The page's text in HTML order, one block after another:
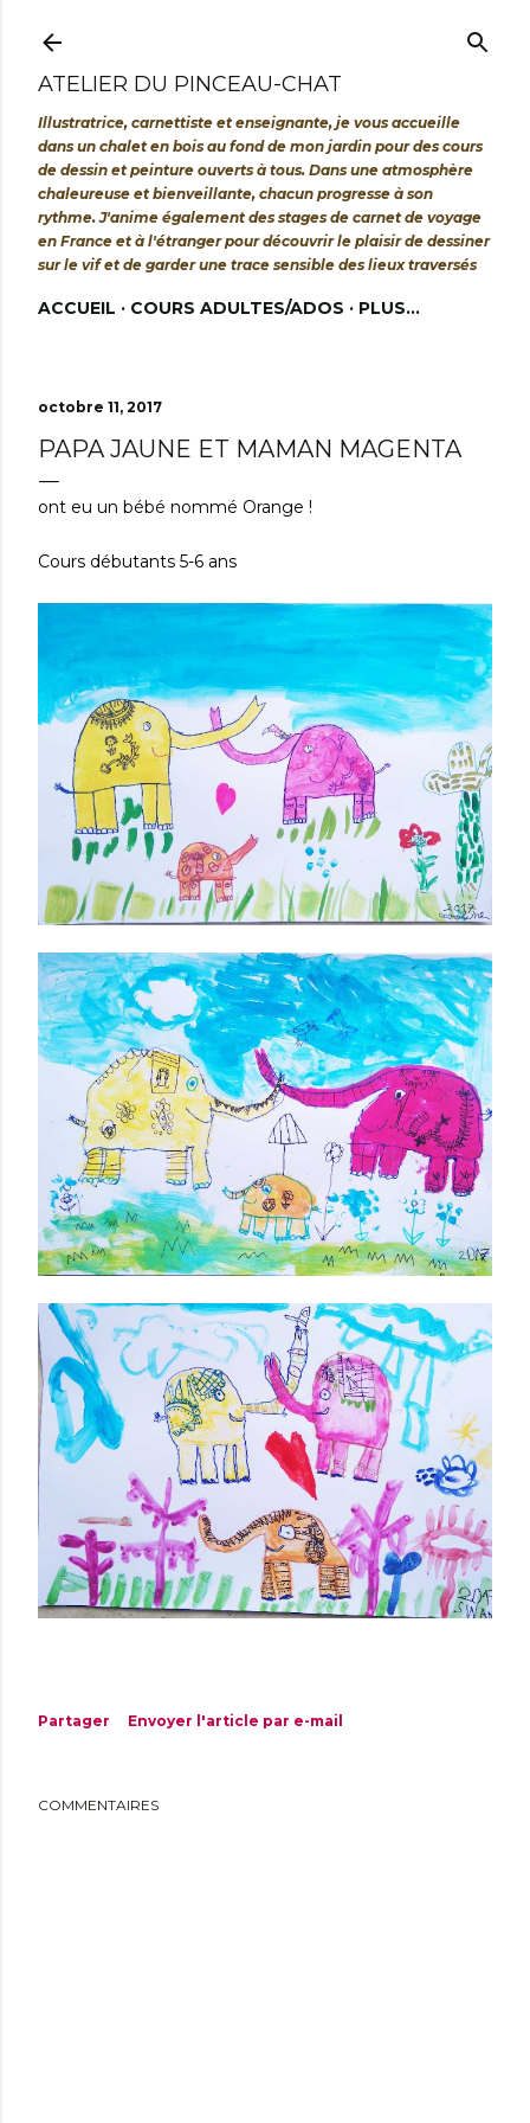
ATELIER DU PINCEAU-CHAT
Illustratrice, carnettiste et enseignante, je vous accueille
dans un chalet en bois au fond de mon jardin pour des cours
de dessin et peinture ouverts à tous. Dans une atmosphère
chaleureuse et bienveillante, chacun progresse à son
rythme. J'anime également des stages de carnet de voyage
en France et à l'étranger pour découvrir le plaisir de dessiner
sur le vif et de garder une trace sensible des lieux traversés
ACCUEIL COURS ADULTES/ADOS PLUS…
octobre 11, 2017
PAPA JAUNE ET MAMAN MAGENTA
ont eu un bébé nommé Orange !
Cours débutants 5-6 ans
Partager Envoyer l'article par e-mail
COMMENTAIRES